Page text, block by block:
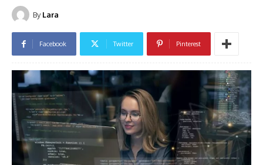
By Lara
Facebook Twitter Pinterest